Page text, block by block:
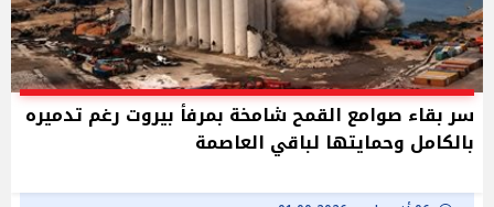
سر بقاء صوامع القمح شامخة بمرفأ بيروت رغم تدميره
بالكامل وحمايتها لباقي العاصمة